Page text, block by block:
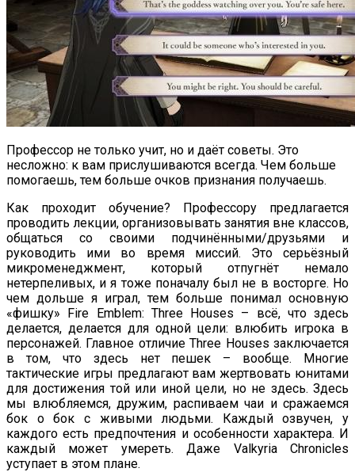
Профессор не только учит, но и даёт советы. Это
несложно: к вам прислушиваются всегда. Чем больше
помогаешь, тем больше очков признания получаешь.
Как проходит обучение? Профессору предлагается
проводить лекции, организовывать занятия вне классов,
общаться со своими подчинёнными/друзьями и
руководить ими во время миссий. Это серьёзный
микроменеджмент, который отпугнёт немало
нетерпеливых, и я тоже поначалу был не в восторге. Но
чем дольше я играл, тем больше понимал основную
«фишку» Fire Emblem: Three Houses – всё, что здесь
делается, делается для одной цели: влюбить игрока в
персонажей. Главное отличие Three Houses заключается
в том, что здесь нет пешек – вообще. Многие
тактические игры предлагают вам жертвовать юнитами
для достижения той или иной цели, но не здесь. Здесь
мы влюбляемся, дружим, распиваем чаи и сражаемся
бок о бок с живыми людьми. Каждый озвучен, у
каждого есть предпочтения и особенности характера. И
каждый может умереть. Даже Valkyria Chronicles
уступает в этом плане.